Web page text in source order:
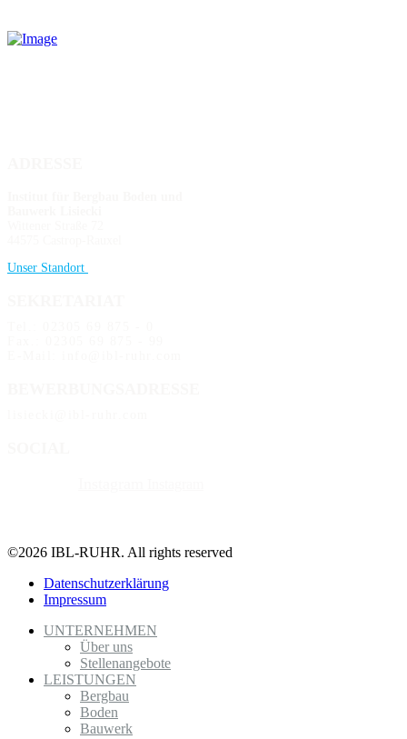
Unser Standort
©2026 IBL-RUHR. All rights reserved
Datenschutzerklärung
Impressum
UNTERNEHMEN
Über uns
Stellenangebote
LEISTUNGEN
Bergbau
Boden
Bauwerk